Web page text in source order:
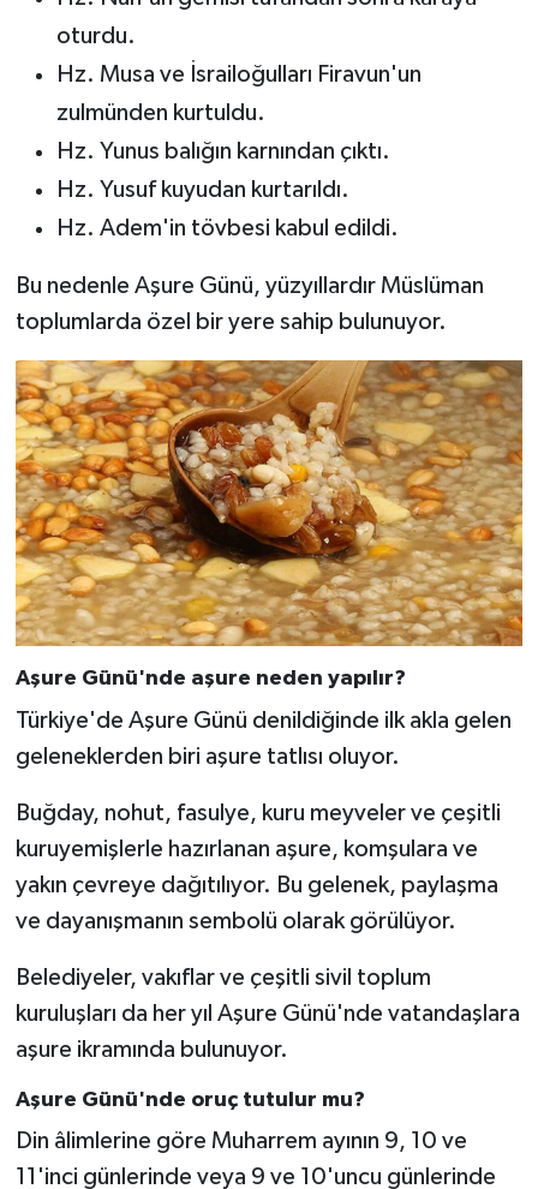
oturdu.
Hz. Musa ve İsrailoğulları Firavun'un
zulmünden kurtuldu.
Hz. Yunus balığın karnından çıktı.
Hz. Yusuf kuyudan kurtarıldı.
Hz. Adem'in tövbesi kabul edildi.
Bu nedenle Aşure Günü, yüzyıllardır Müslüman
toplumlarda özel bir yere sahip bulunuyor.
Aşure Günü'nde aşure neden yapılır?
Türkiye'de Aşure Günü denildiğinde ilk akla gelen
geleneklerden biri aşure tatlısı oluyor.
Buğday, nohut, fasulye, kuru meyveler ve çeşitli
kuruyemişlerle hazırlanan aşure, komşulara ve
yakın çevreye dağıtılıyor. Bu gelenek, paylaşma
ve dayanışmanın sembolü olarak görülüyor.
Belediyeler, vakıflar ve çeşitli sivil toplum
kuruluşları da her yıl Aşure Günü'nde vatandaşlara
aşure ikramında bulunuyor.
Aşure Günü'nde oruç tutulur mu?
Din âlimlerine göre Muharrem ayının 9, 10 ve
11'inci günlerinde veya 9 ve 10'uncu günlerinde